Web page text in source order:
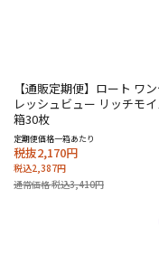
【通販定期便】ロート ワ
レッシュビュー リッチモ
箱30枚
定期便価格一箱あたり
税抜2,170円
税込2,387円
通常価格 税込3,410円